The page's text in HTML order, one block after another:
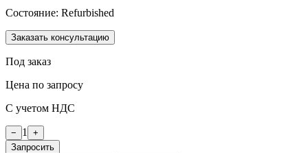
Состояние: Refurbished
Заказать консультацию
Под заказ
Цена по запросу
С учетом НДС
− 1
+
Запросить